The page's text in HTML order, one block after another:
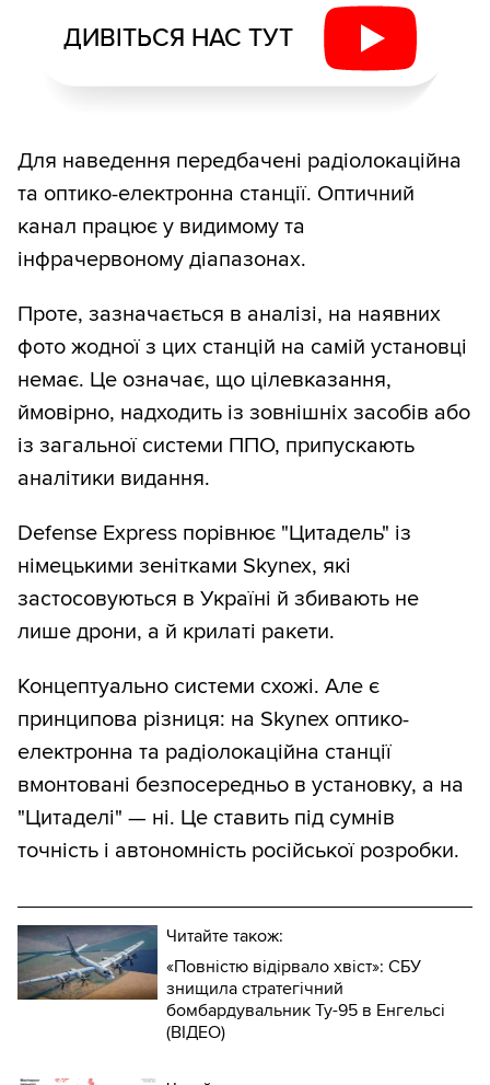
ДИВІТЬСЯ НАС ТУТ
Для наведення передбачені радіолокаційна
та оптико-електронна станції. Оптичний
канал працює у видимому та
інфрачервоному діапазонах.
Проте, зазначається в аналізі, на наявних
фото жодної з цих станцій на самій установці
немає. Це означає, що цілевказання,
ймовірно, надходить із зовнішніх засобів або
із загальної системи ППО, припускають
аналітики видання.
Defense Express порівнює "Цитадель" із
німецькими зенітками Skynex, які
застосовуються в Україні й збивають не
лише дрони, а й крилаті ракети.
Концептуально системи схожі. Але є
принципова різниця: на Skynex оптико-
електронна та радіолокаційна станції
вмонтовані безпосередньо в установку, а на
"Цитаделі" — ні. Це ставить під сумнів
точність і автономність російської розробки.
Читайте також:
«Повністю відірвало хвіст»: СБУ
знищила стратегічний
бомбардувальник Ту-95 в Енгельсі
(ВІДЕО)